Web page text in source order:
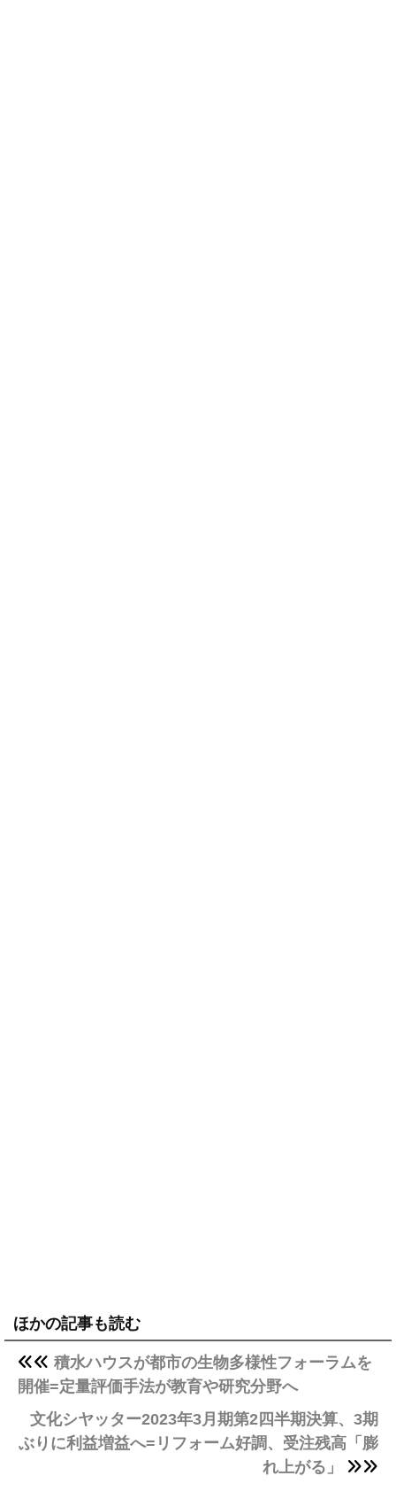
ほかの記事も読む
積水ハウスが都市の生物多様性フォーラムを
開催=定量評価手法が教育や研究分野へ
文化シヤッター2023年3月期第2四半期決算、3期
ぶりに利益増益へ=リフォーム好調、受注残高「膨
れ上がる」